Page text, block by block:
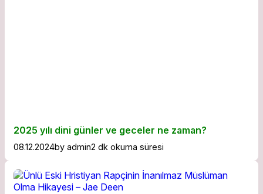
2025 yılı dini günler ve geceler ne zaman?
08.12.2024by admin2 dk okuma süresi